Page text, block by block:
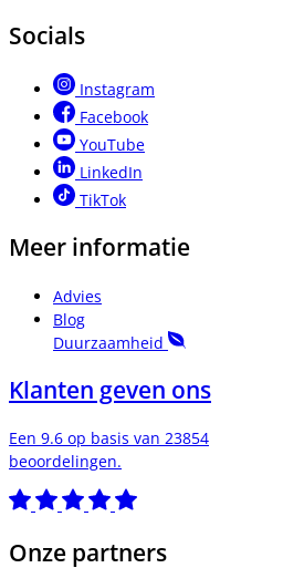
Socials
Instagram
Facebook
YouTube
LinkedIn
TikTok
Meer informatie
Advies
Blog
Duurzaamheid
Klanten geven ons
Een 9.6 op basis van 23854
beoordelingen.
Onze partners